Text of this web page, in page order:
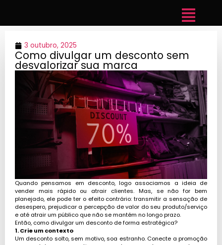
3 outubro, 2025
Como divulgar um desconto sem
desvalorizar sua marca
Quando pensamos em desconto, logo associamos a ideia de
vender mais rápido ou atrair clientes. Mas, se não for bem
planejado, ele pode ter o efeito contrário: transmitir a sensação de
desespero, prejudicar a percepção de valor do seu produto/serviço
e até atrair um público que não se mantém no longo prazo.
Então, como divulgar um desconto de forma estratégica?
1. Crie um contexto
Um desconto solto, sem motivo, soa estranho. Conecte a promoção